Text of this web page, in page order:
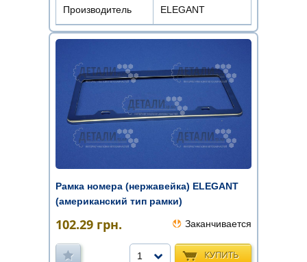
Производитель ELEGANT
Рамка номера (нержавейка) ELEGANT
(американский тип рамки)
102.29 грн. Заканчивается
КУПИТЬ
1